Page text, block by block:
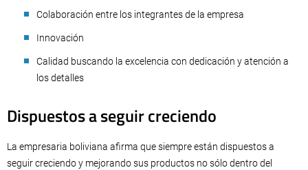
Colaboración entre los integrantes de la empresa
Innovación
Calidad buscando la excelencia con dedicación y atención a
los detalles
Dispuestos a seguir creciendo
La empresaria boliviana afirma que siempre están dispuestos a
seguir creciendo y mejorando sus productos no sólo dentro del